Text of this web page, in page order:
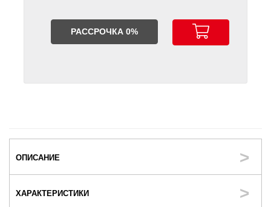
РАССРОЧКА 0%
ОПИСАНИЕ
ХАРАКТЕРИСТИКИ